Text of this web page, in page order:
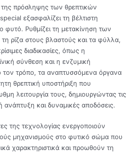
πρόσληψης των θρεπτικών
εξασφαλίζει τη βέλτιστη
φυτό. Ρυθμίζει τη μετακίνηση των
ρίζα στους βλαστούς και τα φύλλα,
διαδικασίες, όπως η
σύνθεση και η ενζυμική
τον τρόπο, τα αναπτυσσόμενα όργανα
θρεπτική υποστήριξη που
λειτουργία τους, δημιουργώντας τις
ανάπτυξη και δυναμικές αποδόσεις.
της τεχνολογίας ενεργοποιούν
μηχανισμούς στο φυτικό σώμα που
χαρακτηριστικά και προωθούν τη